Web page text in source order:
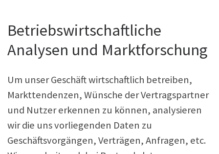
Betriebswirtschaftliche
Analysen und Marktforschung
Um unser Geschäft wirtschaftlich betreiben,
Markttendenzen, Wünsche der Vertragspartner
und Nutzer erkennen zu können, analysieren
wir die uns vorliegenden Daten zu
Geschäftsvorgängen, Verträgen, Anfragen, etc.